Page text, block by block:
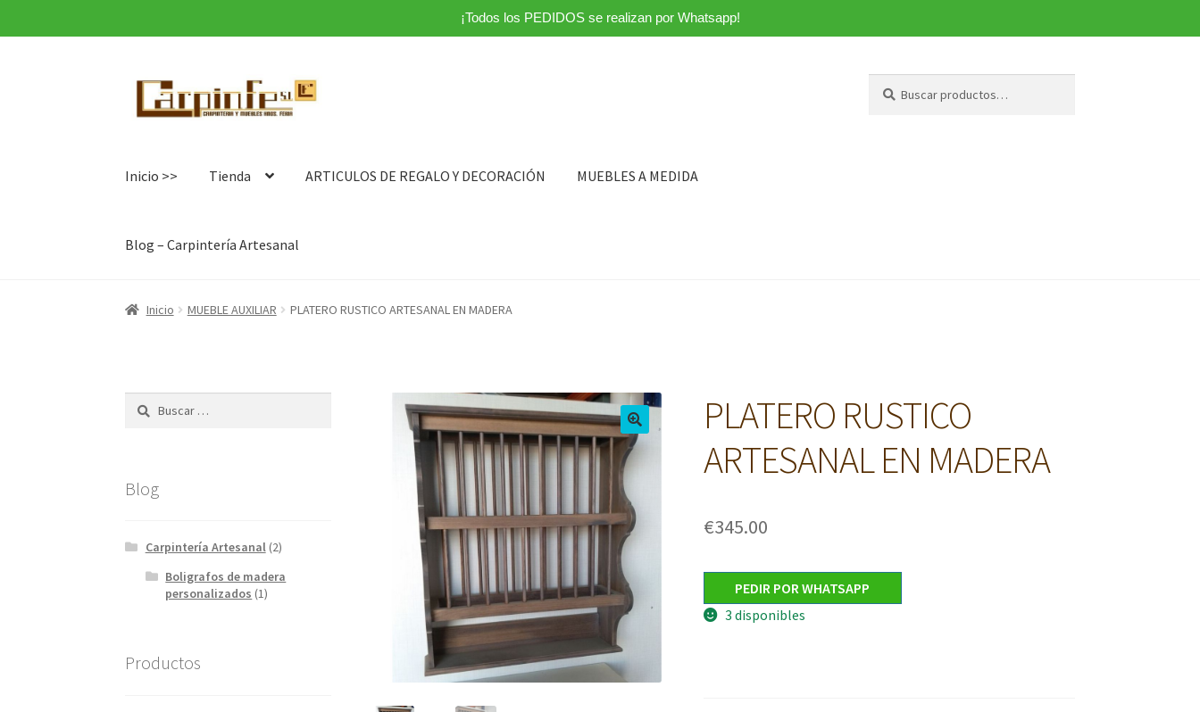
¡Todos los PEDIDOS se realizan por Whatsapp!
por:
Inicio >> Tienda ARTICULOS DE REGALO Y DECORACIÓN MUEBLES A MEDIDA
Blog – Carpintería Artesanal
Inicio MUEBLE AUXILIAR PLATERO RUSTICO ARTESANAL EN MADERA
PLATERO RUSTICO
ARTESANAL EN MADERA
€345.00
PEDIR POR WHATSAPP
3 disponibles
Buscar:
Blog
Carpintería Artesanal(2)
Boligrafos de madera
personalizados (1)
Productos